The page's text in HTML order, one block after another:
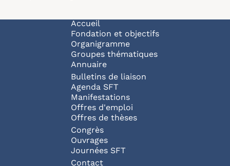
Navigation principale
Accueil
Fondation et objectifs
Organigramme
Groupes thématiques
Annuaire
Bulletins de liaison
Agenda SFT
Manifestations
Offres d'emploi
Offres de thèses
Congrès
Ouvrages
Journées SFT
Contact